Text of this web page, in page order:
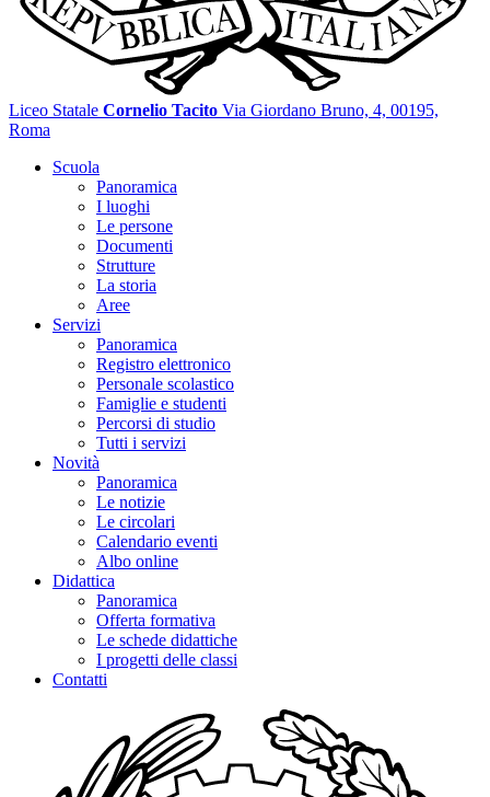
Liceo Statale Cornelio Tacito Via Giordano Bruno, 4, 00195,
Roma
Scuola
Panoramica
I luoghi
Le persone
Documenti
Strutture
La storia
Aree
Servizi
Panoramica
Registro elettronico
Personale scolastico
Famiglie e studenti
Percorsi di studio
Tutti i servizi
Novità
Panoramica
Le notizie
Le circolari
Calendario eventi
Albo online
Didattica
Panoramica
Offerta formativa
Le schede didattiche
I progetti delle classi
Contatti